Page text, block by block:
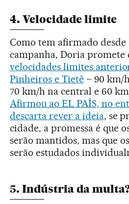
4. Velocidade limite
Como tem afirmado desde
campanha, Doria
velocidades limites
Pinheiros e Tietê– 90 km/
70 km/h na central e 60
Afirmou ao EL PAÍS, no
descarta rever a ideia, se
cidade, a promessa é que
serão mantidos, mas que
serão estudados
5. Indústria da